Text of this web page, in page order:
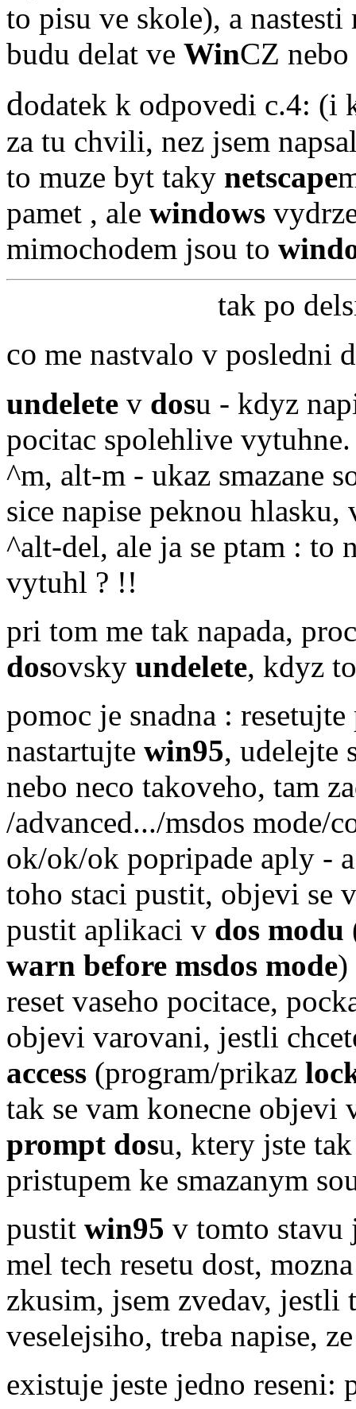
to pisu ve skole), a
budu delat ve WinCZ nebo
dodatek k odpovedi c.4: (i
za tu chvili, nez jsem
to muze byt taky netscape
pamet , ale windows
mimochodem jsou to
tak po
co me nastvalo v posledni
undelete v dosu - kdyz
pocitac spolehlive
^m, alt-m - ukaz smazane
sice napise peknou hlasku,
^alt-del, ale ja se ptam : to
vytuhl ? !!
pri tom me tak napada,
dosovsky undelete, kdyz
pomoc je snadna :
nastartujte win95, udelejte
nebo neco takoveho, tam
/advanced.../msdos mode/
ok/ok/ok popripade aply -
toho staci pustit, objevi se
pustit aplikaci v dos modu
warn before msdos mode)
reset vaseho pocitace,
objevi varovani, jestli
access (program/prikaz
tak se vam konecne objevi
prompt dosu, ktery jste
pristupem ke smazanym
pustit win95 v tomto stavu
mel tech resetu dost,
zkusim, jsem zvedav, jestli
veselejsiho, treba napise,
existuje jeste jedno reseni: